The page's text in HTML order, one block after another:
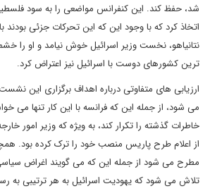
شد، حفظ کند. این کنفرانس مواضعی را به سود
اتخاذ کرد که با وجود این که این تحرکات جزئی بودند
نتانیاهو، نخست وزیر اسرائیل خوش نیامد و او را
ترین کشورهای دوست با اسرائیل نیز اعتراض کرد.
ارزیابی های متفاوتی درباره اهداف برگزاری این
می شود، از جمله این که فرانسه با این کار تنها
خاطرات گذشته را تکرار کند، به ویژه که وزیر امور
از اعلام طرح پاریس منصب خود را ترک کرده بود.
مطرح می شود از جمله این که می گویند اغراض
تلاش می شود که یهودیت اسرائیل به هر ترتیبی به